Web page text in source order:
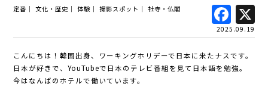
定番 文化・歴史 体験 撮影スポット 社寺・仏閣
2025.09.19
こんにちは！韓国出身、ワーキングホリデーで日本に来たナスです。
日本が好きで、YouTubeで日本のテレビ番組を見て日本語を勉強。
今はなんばのホテルで働いています。